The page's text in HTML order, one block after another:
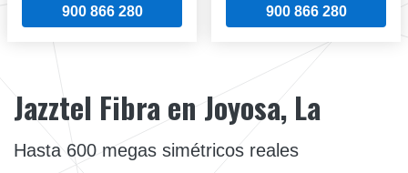
900 866 280 900 866 280
Jazztel Fibra en Joyosa, La
Hasta 600 megas simétricos reales